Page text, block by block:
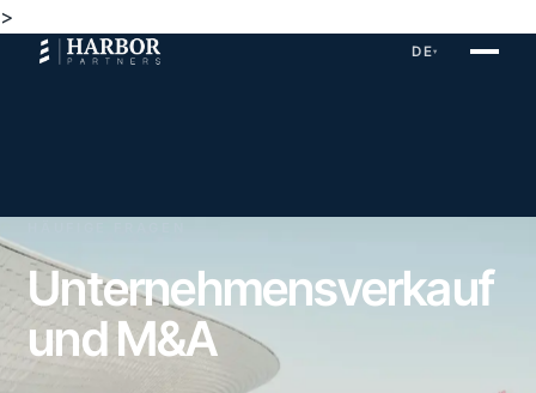
>
DE▾
Unternehmensverkauf
und M&A